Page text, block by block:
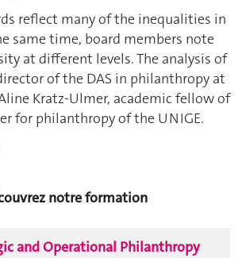
reflect many of the inequalities in
same time, board members note
at different levels. The analysis of
of the DAS in philanthropy at
Kratz-Ulmer, academic fellow of
for philanthropy of the UNIGE.
notre formation
and Operational Philanthropy